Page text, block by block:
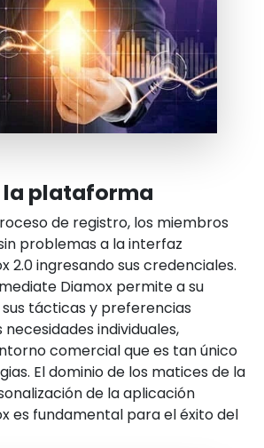
la plataforma
de registro, los miembros
problemas a la interfaz
2.0 ingresando sus credenciales.
Diamox permite a su
tácticas y preferencias
individuales,
comercial que es tan único
El dominio de los matices de la
de la aplicación
es fundamental para el éxito del